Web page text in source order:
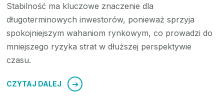
Stabilność ma kluczowe znaczenie dla
długoterminowych inwestorów, ponieważ sprzyja
spokojniejszym wahaniom rynkowym, co prowadzi do
mniejszego ryzyka strat w dłuższej perspektywie
czasu.
CZYTAJ DALEJ